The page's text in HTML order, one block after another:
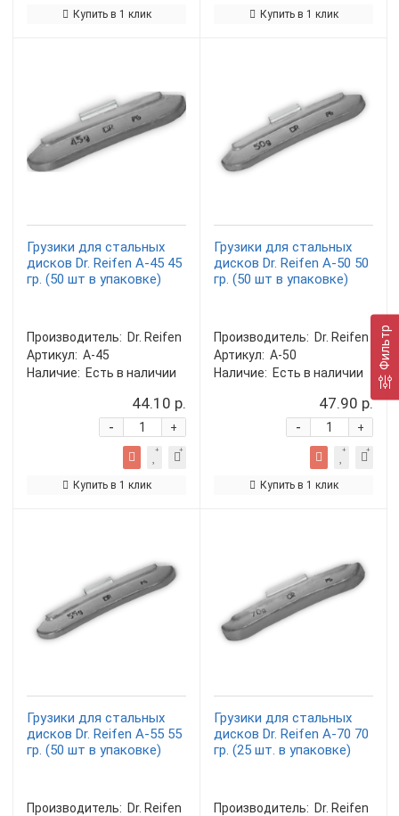
Фильтр
Купить в 1 клик Купить в 1 клик
Грузики для стальных
дисков Dr. Reifen A-45 45
гр. (50 шт в упаковке)
Производитель: Dr. Reifen
Артикул: A-45
Наличие: Есть в наличии
44.10 р.
+
-
Купить в 1 клик
Грузики для стальных
дисков Dr. Reifen A-50 50
гр. (50 шт в упаковке)
Производитель: Dr. Reifen
Артикул: A-50
Наличие: Есть в наличии
47.90 р.
+
-
Купить в 1 клик
Грузики для стальных
дисков Dr. Reifen A-55 55
гр. (50 шт в упаковке)
Производитель: Dr. Reifen
Грузики для стальных
дисков Dr. Reifen A-70 70
гр. (25 шт. в упаковке)
Производитель: Dr. Reifen